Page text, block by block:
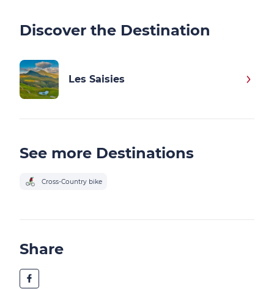
Discover the Destination
Les Saisies
See more Destinations
Cross-Country bike
Share